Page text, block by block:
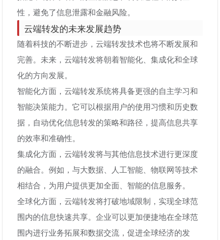
性，避免了信息泄露和金融风险。
云端转发的未来发展趋势
随着科技的不断进步，云端转发技术也将不断发展和
完善。未来，云端转发将朝着智能化、集成化和全球
化的方向发展。
智能化方面，云端转发系统将具备更强的自主学习和
智能决策能力。它可以根据用户的使用习惯和历史数
据，自动优化信息转发的策略和路径，提高信息共享
的效率和准确性。
集成化方面，云端转发将与其他信息技术进行更深度
的融合。例如，与大数据、人工智能、物联网等技术
相结合，为用户提供更加全面、智能的信息服务。
全球化方面，云端转发将打破地域限制，实现全球范
围内的信息快速共享。企业可以更加便捷地在全球范
围内进行业务拓展和数据交流，促进全球经济的发